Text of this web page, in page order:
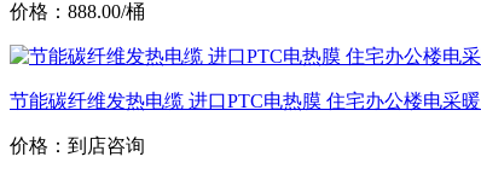
价格：888.00/桶
节能碳纤维发热电缆 进口PTC电热膜 住宅办公楼电采暖
价格：到店咨询